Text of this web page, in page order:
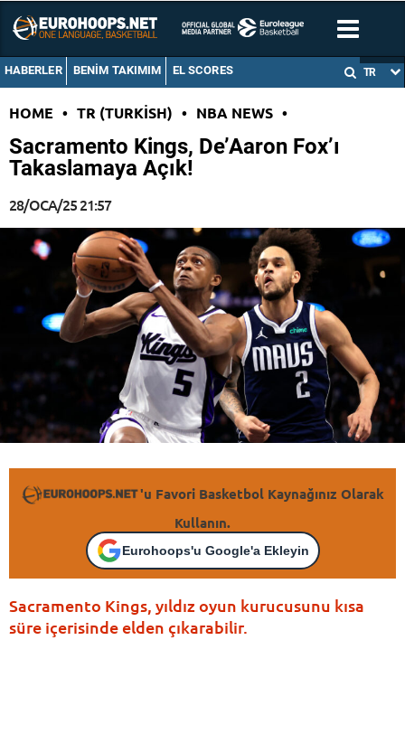
HABERLER BENIM TAKIMIM EL SCORES TR
HOME • TR (TURKISH) • NBA NEWS •
Sacramento Kings, De’Aaron Fox’ı
Takaslamaya Açık!
28/OCA/25 21:57
'u Favori Basketbol Kaynağınız Olarak
Kullanın.
Eurohoops'u Google'a Ekleyin
Sacramento Kings, yıldız oyun kurucusunu kısa
süre içerisinde elden çıkarabilir.